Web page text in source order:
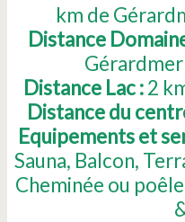
km de
Distance
Gérardmer
Distance Lac :2
Distance du
Equipements et
Sauna Balcon
Cheminée ou poêle